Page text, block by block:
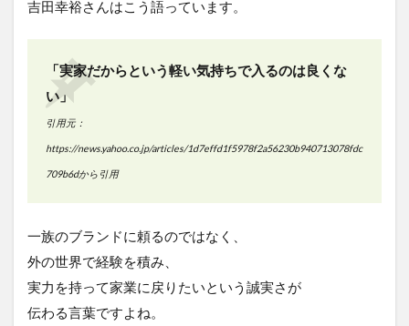
吉田幸裕さんはこう語っています。
「実家だからという軽い気持ちで入るのは良くな
い」
引用元：
https://news.yahoo.co.jp/articles/1d7effd1f5978f2a56230b940713078fdc
709b6dから引用
一族のブランドに頼るのではなく、
外の世界で経験を積み、
実力を持って家業に戻りたいという誠実さが
伝わる言葉ですよね。